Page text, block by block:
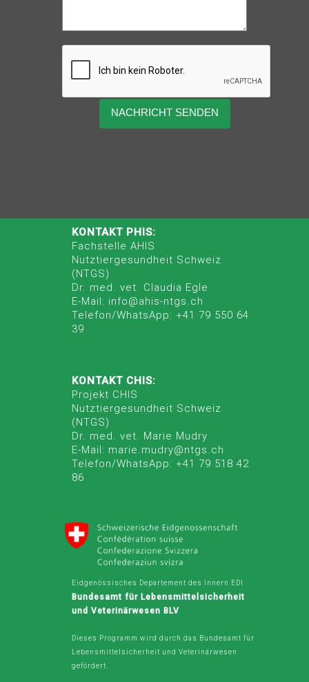
KONTAKT PHIS:
Fachstelle AHIS
Nutztiergesundheit Schweiz
(NTGS)
Dr. med. vet. Claudia Egle
E-Mail: info@ahis-ntgs.ch
Telefon/WhatsApp: +41 79 550 64
39
KONTAKT CHIS:
Projekt CHIS
Nutztiergesundheit Schweiz
(NTGS)
Dr. med. vet. Marie Mudry
E-Mail: marie.mudry@ntgs.ch
Telefon/WhatsApp: +41 79 518 42
86
Eidgenössisches Departement des Innern EDI
Bundesamt für Lebensmittelsicherheit
und Veterinärwesen BLV
Dieses Programm wird durch das Bundesamt für
Lebensmittelsicherheit und Veterinärwesen
gefördert.